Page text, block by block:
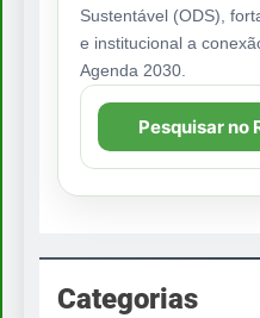
Sustentável (ODS),
e institucional a
Agenda 2030.
Pesquisar no
Categorias